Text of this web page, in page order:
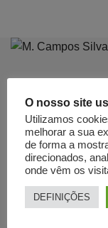
HOME
HISTÓRIA
PROJETOS
PRODUTOS
O nosso site
Utilizamos
melhorar a sua
de forma a
direcionados,
onde vêm os
DEFINIÇÕES